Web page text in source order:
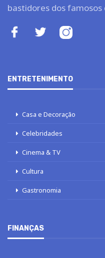
bastidores dos famosos
ENTRETENIMENTO
Casa e Decoração
Celebridades
Cinema & TV
Cultura
Gastronomia
FINANÇAS